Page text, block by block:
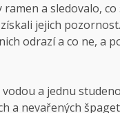
a sledovalo,
jejich
odrazí a co ne, a
a jednu
a nevařených